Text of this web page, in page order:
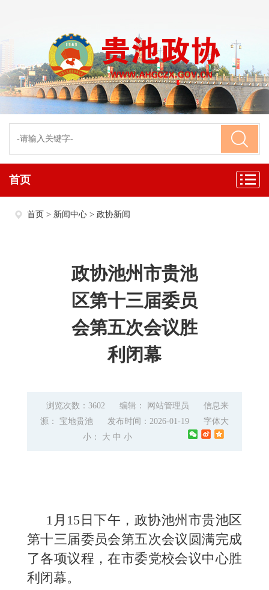
首页
首页 > 新闻中心 > 政协新闻
政协池州市贵池
区第十三届委员
会第五次会议胜
利闭幕
浏览次数：3602 编辑： 网站管理员
信息来
源： 宝地贵池
发布时间：2026-01-19
字体大
小： 大 中 小
1月15日下午，政协池州市贵池区
第十三届委员会第五次会议圆满完成
了各项议程，在市委党校会议中心胜
利闭幕。